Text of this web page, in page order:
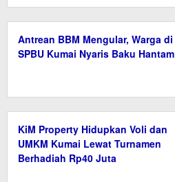
Antrean BBM Mengular, Warga di
SPBU Kumai Nyaris Baku Hantam
KiM Property Hidupkan Voli dan
UMKM Kumai Lewat Turnamen
Berhadiah Rp40 Juta